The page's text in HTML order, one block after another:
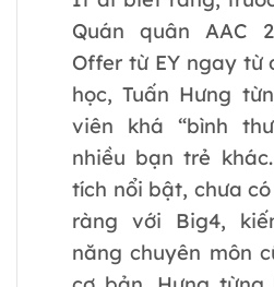
Quán quân AAC
Offer từ EY ngay từ
học, Tuấn Hưng
viên khá “bình
nhiều bạn trẻ
tích nổi bật, chưa
ràng với Big4,
năng chuyên môn